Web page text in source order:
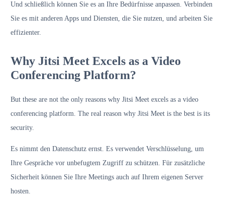
Und schließlich können Sie es an Ihre Bedürfnisse anpassen. Verbinden
Sie es mit anderen Apps und Diensten, die Sie nutzen, und arbeiten Sie
effizienter.
Why Jitsi Meet Excels as a Video
Conferencing Platform?
But these are not the only reasons why Jitsi Meet excels as a video
conferencing platform. The real reason why Jitsi Meet is the best is its
security.
Es nimmt den Datenschutz ernst. Es verwendet Verschlüsselung, um
Ihre Gespräche vor unbefugtem Zugriff zu schützen. Für zusätzliche
Sicherheit können Sie Ihre Meetings auch auf Ihrem eigenen Server
hosten.